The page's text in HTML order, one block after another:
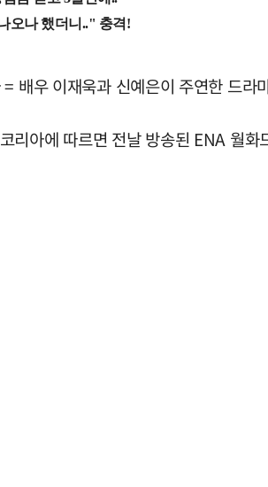
배우 이재욱과 신예은이 주연한 드
리아에 따르면 전날 방송된 ENA 월